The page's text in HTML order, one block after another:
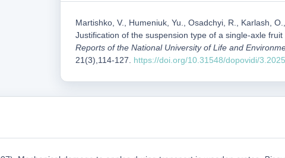
Martishko, V., Humeniuk, Yu., Osadchyi, R., Karlash,
Justification of the suspension type of a single-axle
Reports of the National University of Life and
21(3),114-127. https://doi.org/10.31548/dopovidi/